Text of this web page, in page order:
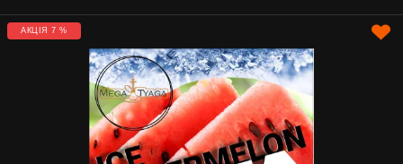
АКЦІЯ 7 %